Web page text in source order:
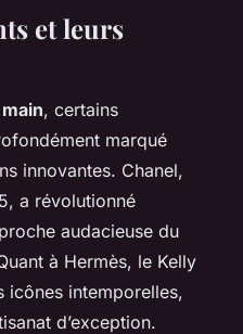
et leurs
, certains
marqué
innovantes. Chanel,
a révolutionné
audacieuse du
à Hermès, le Kelly
icônes intemporelles,
d’exception.